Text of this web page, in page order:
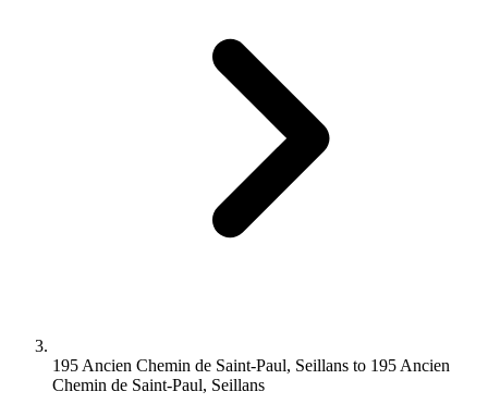
195 Ancien Chemin de Saint-Paul, Seillans to 195 Ancien
Chemin de Saint-Paul, Seillans